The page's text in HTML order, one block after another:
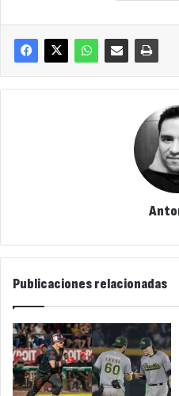
Publicaciones relacionadas